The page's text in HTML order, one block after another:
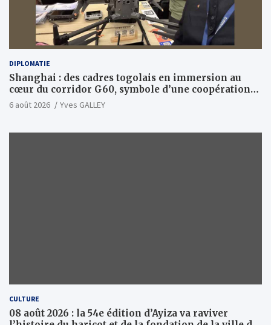
DIPLOMATIE
Shanghai : des cadres togolais en immersion au
cœur du corridor G60, symbole d’une coopération
sino-togolaise axée sur l’excellence et le leadership
6 août 2026 Yves GALLEY
CULTURE
08 août 2026 : la 54e édition d’Ayiza va raviver